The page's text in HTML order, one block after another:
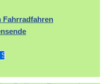
Fahrradfahren